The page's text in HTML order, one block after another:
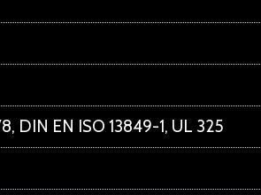
DIN EN ISO 13849-1, UL 325